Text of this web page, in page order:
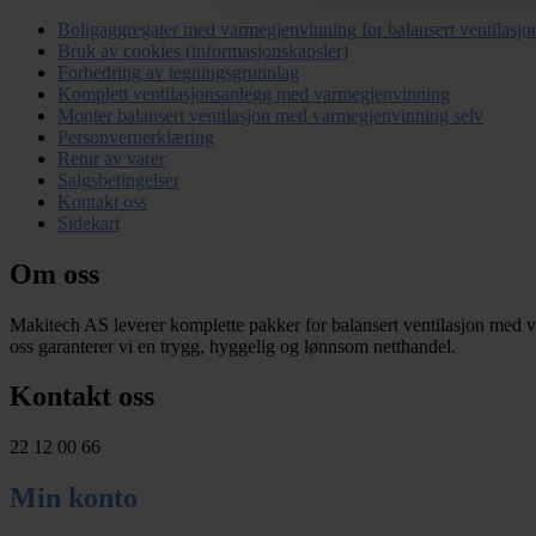
Boligaggregater med varmegjenvinning for balansert
Bruk av cookies (informasjonskapsler)
Forbedring av tegningsgrunnlag
Komplett ventilasjonsanlegg med varmegjenvinning
Monter balansert ventilasjon med varmegjenvinning selv
Personvernerklæring
Retur av varer
Salgsbetingelser
Kontakt oss
Sidekart
Om oss
Makitech AS leverer komplette pakker for balansert ventilasjon
oss garanterer vi en trygg, hyggelig og lønnsom netthandel.
Kontakt oss
22 12 00 66
Min konto